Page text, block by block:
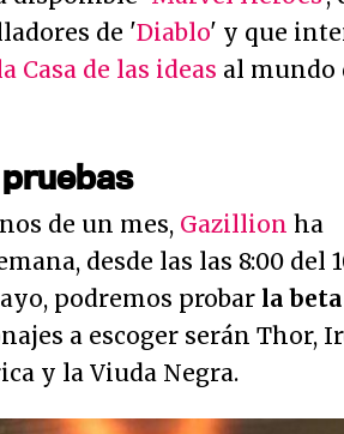
de 'Diablo' y que
Casa de las ideas al mundo
de un mes, Gazillion ha
desde las las 8:00 del
podremos probar la beta
a escoger serán Thor,
y la Viuda Negra.